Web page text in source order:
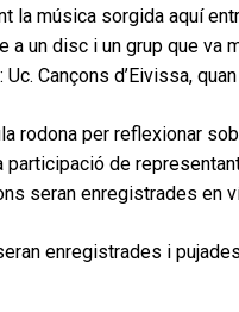
la música sorgida aquí
a un disc i un grup que
Cançons d’Eivissa,
rodona per reflexionar
participació de
seran enregistrades en
enregistrades i